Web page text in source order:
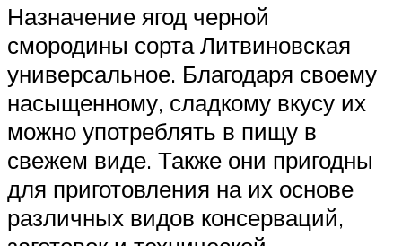
Назначение ягод черной
смородины сорта Литвиновская
универсальное. Благодаря своему
насыщенному, сладкому вкусу их
можно употреблять в пищу в
свежем виде. Также они пригодны
для приготовления на их основе
различных видов консерваций,